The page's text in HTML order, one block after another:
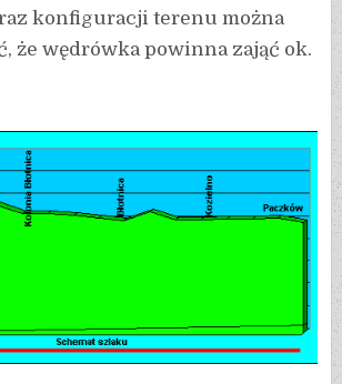
konfiguracji terenu można
że wędrówka powinna zająć ok.